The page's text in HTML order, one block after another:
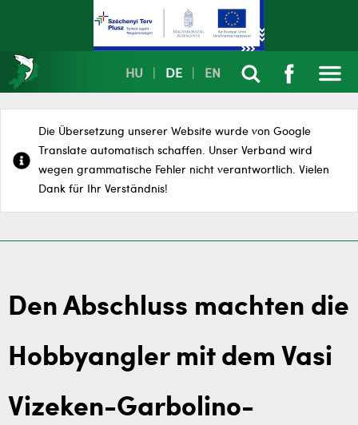
HU DE EN
Die Übersetzung unserer Website wurde von Google
Translate automatisch schaffen. Unser Verband wird
wegen grammatische Fehler nicht verantwortlich. Vielen
Dank für Ihr Verständnis!
Den Abschluss machten die
Hobbyangler mit dem Vasi
Vizeken-Garbolino-